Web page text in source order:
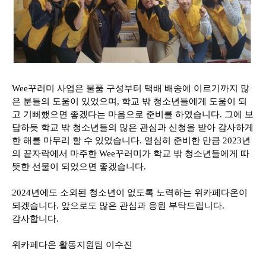
Wee꾸러미 사업은 물품 구성부터 택배 배송에 이르기까지 많
은 분들의 도움이 있었으며, 학교 밖 청소년들에게 도움이 되
고 기뻐했으면 좋겠다는 마음으로 준비를 하였습니다. 그에 보
답하듯 학교 밖 청소년들의 많은 관심과 신청을 받아 감사하게
한 해를 마무리 할 수 있었습니다. 열심히 준비한 만큼 2023년
의 끝자락에서 마주한 Wee꾸러미가 학교 밖 청소년들에게 따
뜻한 선물이 되었으면 좋겠습니다.
2024년에도 소외된 청소년이 없도록 노력하는 위카페다온이
되겠습니다. 앞으로도 많은 관심과 응원 부탁드립니다.
감사합니다.
위카페다온 활동지원팀 이수진